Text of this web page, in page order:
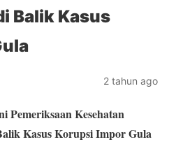
Balik Kasus
2 tahun ago
Pemeriksaan Kesehatan
Kasus Korupsi Impor Gula